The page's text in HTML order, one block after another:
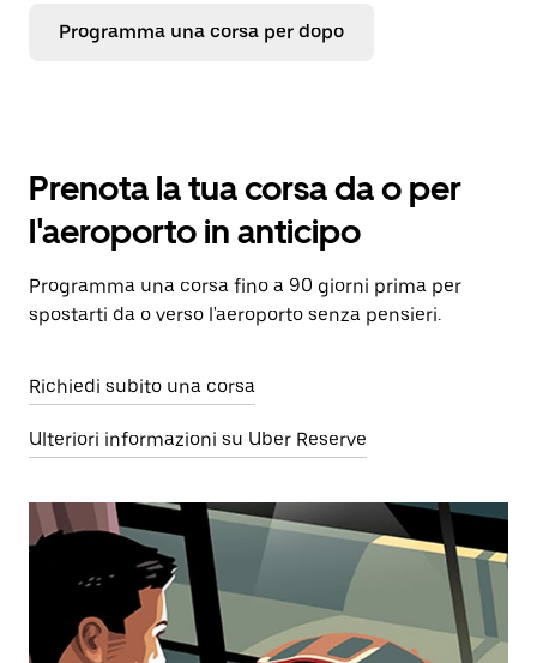
Programma una corsa per dopo
Prenota la tua corsa da o per
l'aeroporto in anticipo
Programma una corsa fino a 90 giorni prima per
spostarti da o verso l'aeroporto senza pensieri.
Richiedi subito una corsa
Ulteriori informazioni su Uber Reserve